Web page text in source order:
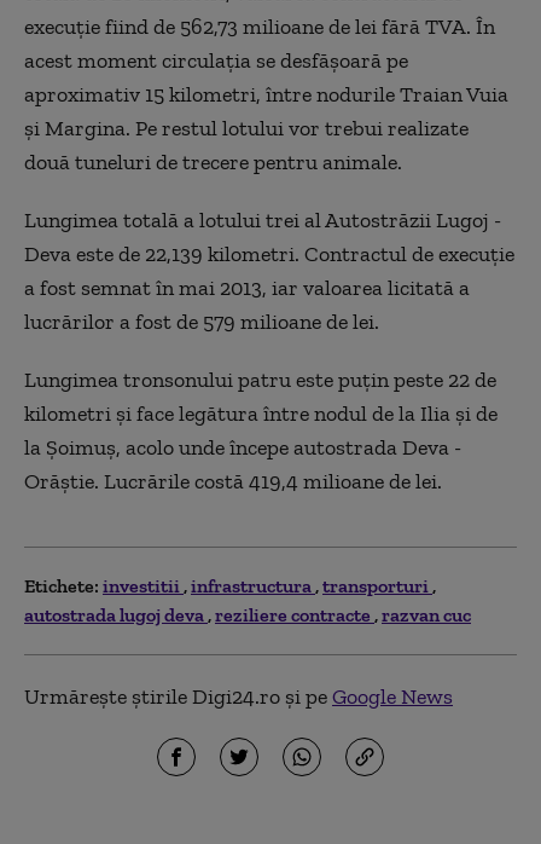
execuţie fiind de 562,73 milioane de lei fără TVA. În
acest moment circulaţia se desfăşoară pe
aproximativ 15 kilometri, între nodurile Traian Vuia
şi Margina. Pe restul lotului vor trebui realizate
două tuneluri de trecere pentru animale.
Lungimea totală a lotului trei al Autostrăzii Lugoj -
Deva este de 22,139 kilometri. Contractul de execuţie
a fost semnat în mai 2013, iar valoarea licitată a
lucrărilor a fost de 579 milioane de lei.
Lungimea tronsonului patru este puţin peste 22 de
kilometri şi face legătura între nodul de la Ilia şi de
la Şoimuş, acolo unde începe autostrada Deva -
Orăştie. Lucrările costă 419,4 milioane de lei.
Etichete: investitii infrastructura transporturi
autostrada lugoj deva reziliere contracte razvan cuc
Urmărește știrile Digi24.ro și peGoogle News